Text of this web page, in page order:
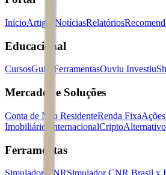
InícioArtigos NotíciasRelatórios
Educacional
CursosGuias FerramentasOuviu Investiu
Mercados e Soluções
Conta de Não ResidenteRenda FixaAções
Imobiliários
InternacionalCripto
Ferramentas